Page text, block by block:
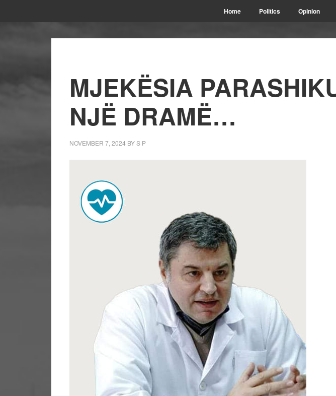
Home Politics Opinion
MJEKËSIA
NJË DRAMË…
NOVEMBER 7, 2024 BYS P